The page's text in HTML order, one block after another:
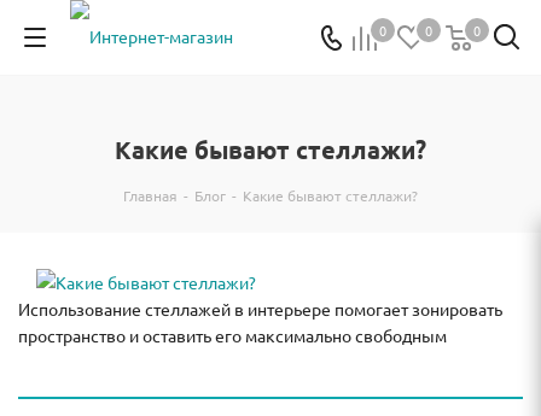
0 0 0
Какие бывают стеллажи?
Главная - Блог - Какие бывают стеллажи?
Использование стеллажей в интерьере помогает зонировать
пространство и оставить его максимально свободным